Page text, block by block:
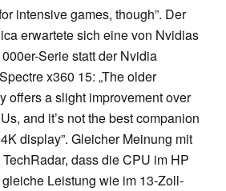
intensive games, though”. Der
erwartete sich eine von Nvidias
Serie statt der Nvidia
x360 15: „The older
offers a slight improvement over
and it’s not the best companion
display”. Gleicher Meinung mit
dass die CPU im HP
Leistung wie im 13-Zoll-